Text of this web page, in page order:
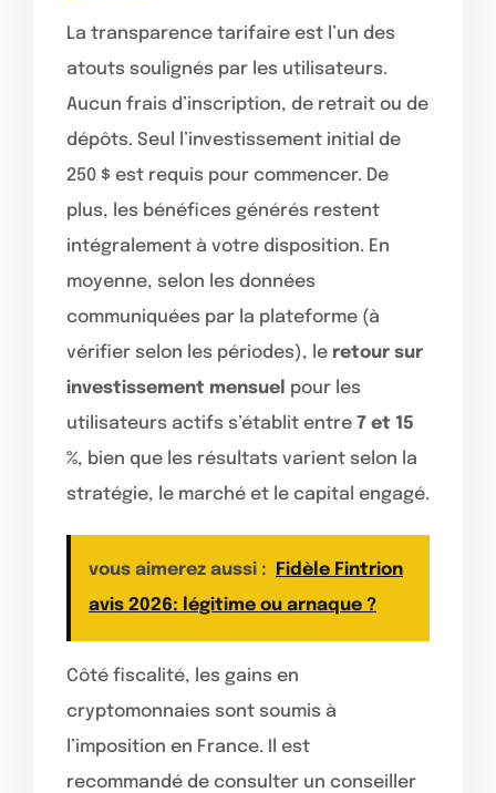
La transparence tarifaire est l’un des
atouts soulignés par les utilisateurs.
Aucun frais d’inscription, de retrait ou de
dépôts. Seul l’investissement initial de
250 $ est requis pour commencer. De
plus, les bénéfices générés restent
intégralement à votre disposition. En
moyenne, selon les données
communiquées par la plateforme (à
vérifier selon les périodes), le retour sur
investissement mensuel pour les
utilisateurs actifs s’établit entre 7 et 15
%, bien que les résultats varient selon la
stratégie, le marché et le capital engagé.
vous aimerez aussi :
Fidèle Fintrion
avis 2026: légitime ou arnaque ?
Côté fiscalité, les gains en
cryptomonnaies sont soumis à
l’imposition en France. Il est
recommandé de consulter un conseiller